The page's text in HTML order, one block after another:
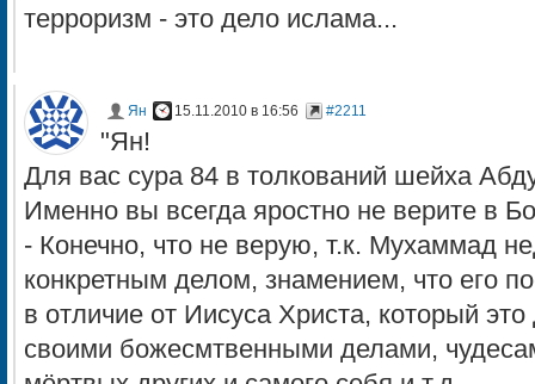
терроризм - это дело ислама...
Ян 15.11.2010 в 16:56 #2211
"Ян!
Для вас сура 84 в толкований шейха
Именно вы всегда яростно не верите в
- Конечно, что не верую, т.к. Мухаммад
конкретным делом, знамением, что его
в отличие от Иисуса Христа, который это
своими божесмтвенными делами,